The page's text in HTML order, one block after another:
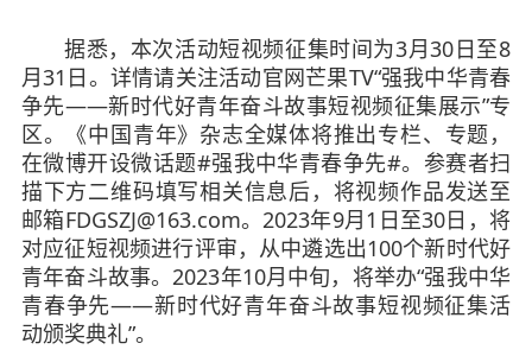
据悉，本次活动短视频征集时间为3月30日至8
月31日。详情请关注活动官网芒果TV“强我中华青春
争先——新时代好青年奋斗故事短视频征集展示”专
区。《中国青年》杂志全媒体将推出专栏、专题，
在微博开设微话题#强我中华青春争先#。参赛者扫
描下方二维码填写相关信息后，将视频作品发送至
邮箱FDGSZJ@163.com。2023年9月1日至30日，将
对应征短视频进行评审，从中遴选出100个新时代好
青年奋斗故事。2023年10月中旬，将举办“强我中华
青春争先——新时代好青年奋斗故事短视频征集活
动颁奖典礼”。